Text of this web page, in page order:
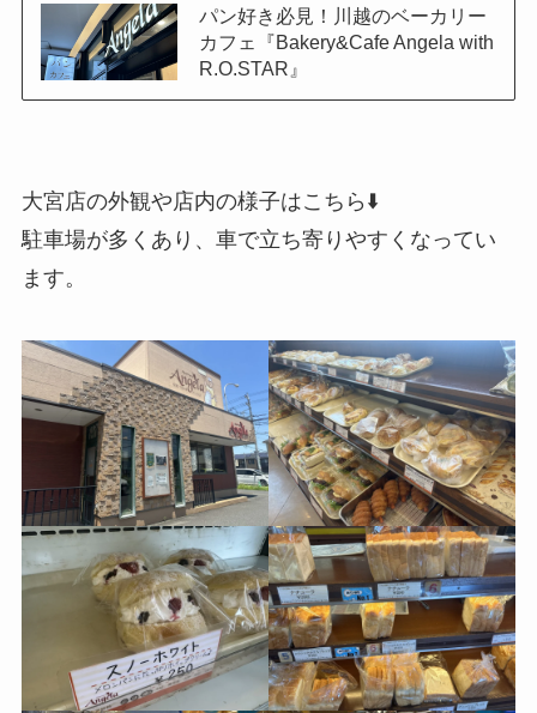
パン好き必見！川越のベーカリー
カフェ『Bakery&Cafe Angela with
R.O.STAR』
大宮店の外観や店内の様子はこちら⬇️
駐車場が多くあり、車で立ち寄りやすくなってい
ます。